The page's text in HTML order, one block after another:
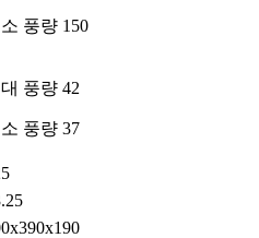
풍량 150
풍량 42
풍량 37